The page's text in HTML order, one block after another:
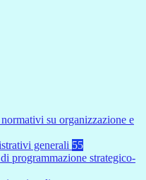
su organizzazione e
generali 55
programmazione strategico-